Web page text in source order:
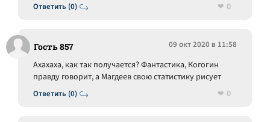
Ответить (0)
0
Гость 857 09 окт 2020 в 11:58
Ответить (0)
Ахахаха, как так получается? Фантастика, Когогин
правду говорит, а Магдеев свою статистику рисует
0